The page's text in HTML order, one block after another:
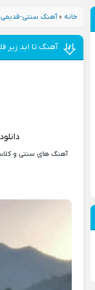
خانه »آهنگ سنتی-قدیمی
آهنگ تا ابد زیر
آهنگ های سنتی و